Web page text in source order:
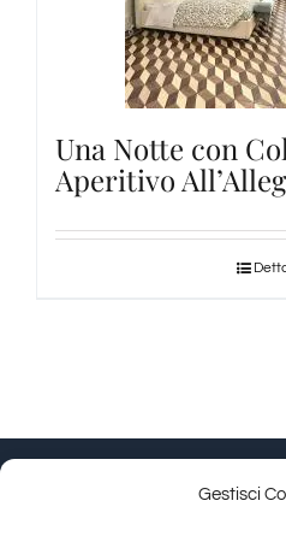
Gestisci
Una Notte con
Aperitivo